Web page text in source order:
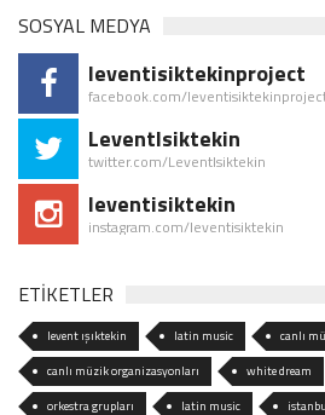
SOSYAL MEDYA
leventisiktekinproject
facebook.com/
LeventIsiktekin
twitter.com/LeventIsiktekin
leventisiktekin
instagram.com/leventisiktekin
ETİKETLER
levent ışıktekin latin music
canlı
canlı müzik organizasyonları
white dream
orkestra grupları
latin music